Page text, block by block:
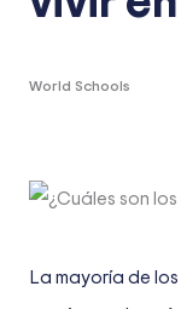
World Schools
La mayoría de